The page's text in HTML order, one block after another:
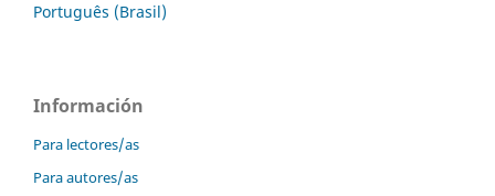
Português (Brasil)
Información
Para lectores/as
Para autores/as